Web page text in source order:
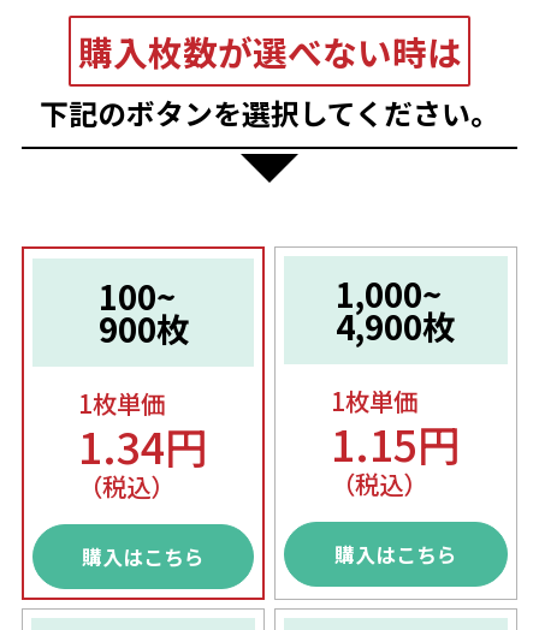
購入枚数が選べない時は
下記のボタンを選択してください。
100~
900枚
1枚単価
1.34円
（税込）
購入はこちら
1,000~
4,900枚
1枚単価
1.15円
（税込）
購入はこちら